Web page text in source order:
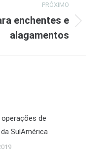
PRÓXIMO
enchentes e
alagamentos
de
SulAmérica